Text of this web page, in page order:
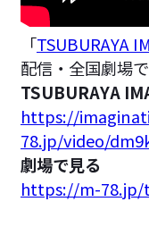
「TSUBURAYA
配信・全国劇場
TSUBURAYA
https://
78.jp/video/
劇場で見る
https://m-78.jp/